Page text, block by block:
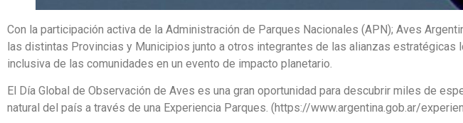
Con la participación activa de la Administración de Parques Nacionales (APN); Aves
las distintas Provincias y Municipios junto a otros integrantes de las alianzas
inclusiva de las comunidades en un evento de impacto planetario.
El Día Global de Observación de Aves es una gran oportunidad para descubrir miles de
natural del país a través de una Experiencia Parques. (https://www.argentina.gob.ar/